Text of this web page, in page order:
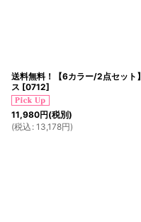
送料無料！【6カラー/2点セット
ス [0712]
11,980円(税別)
(税込 : 13,178円)